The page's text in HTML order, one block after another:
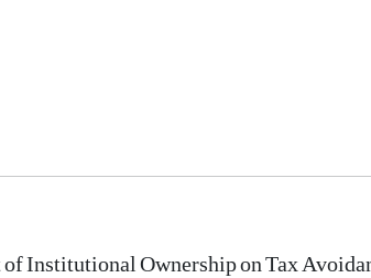
Institutional Ownership on Tax